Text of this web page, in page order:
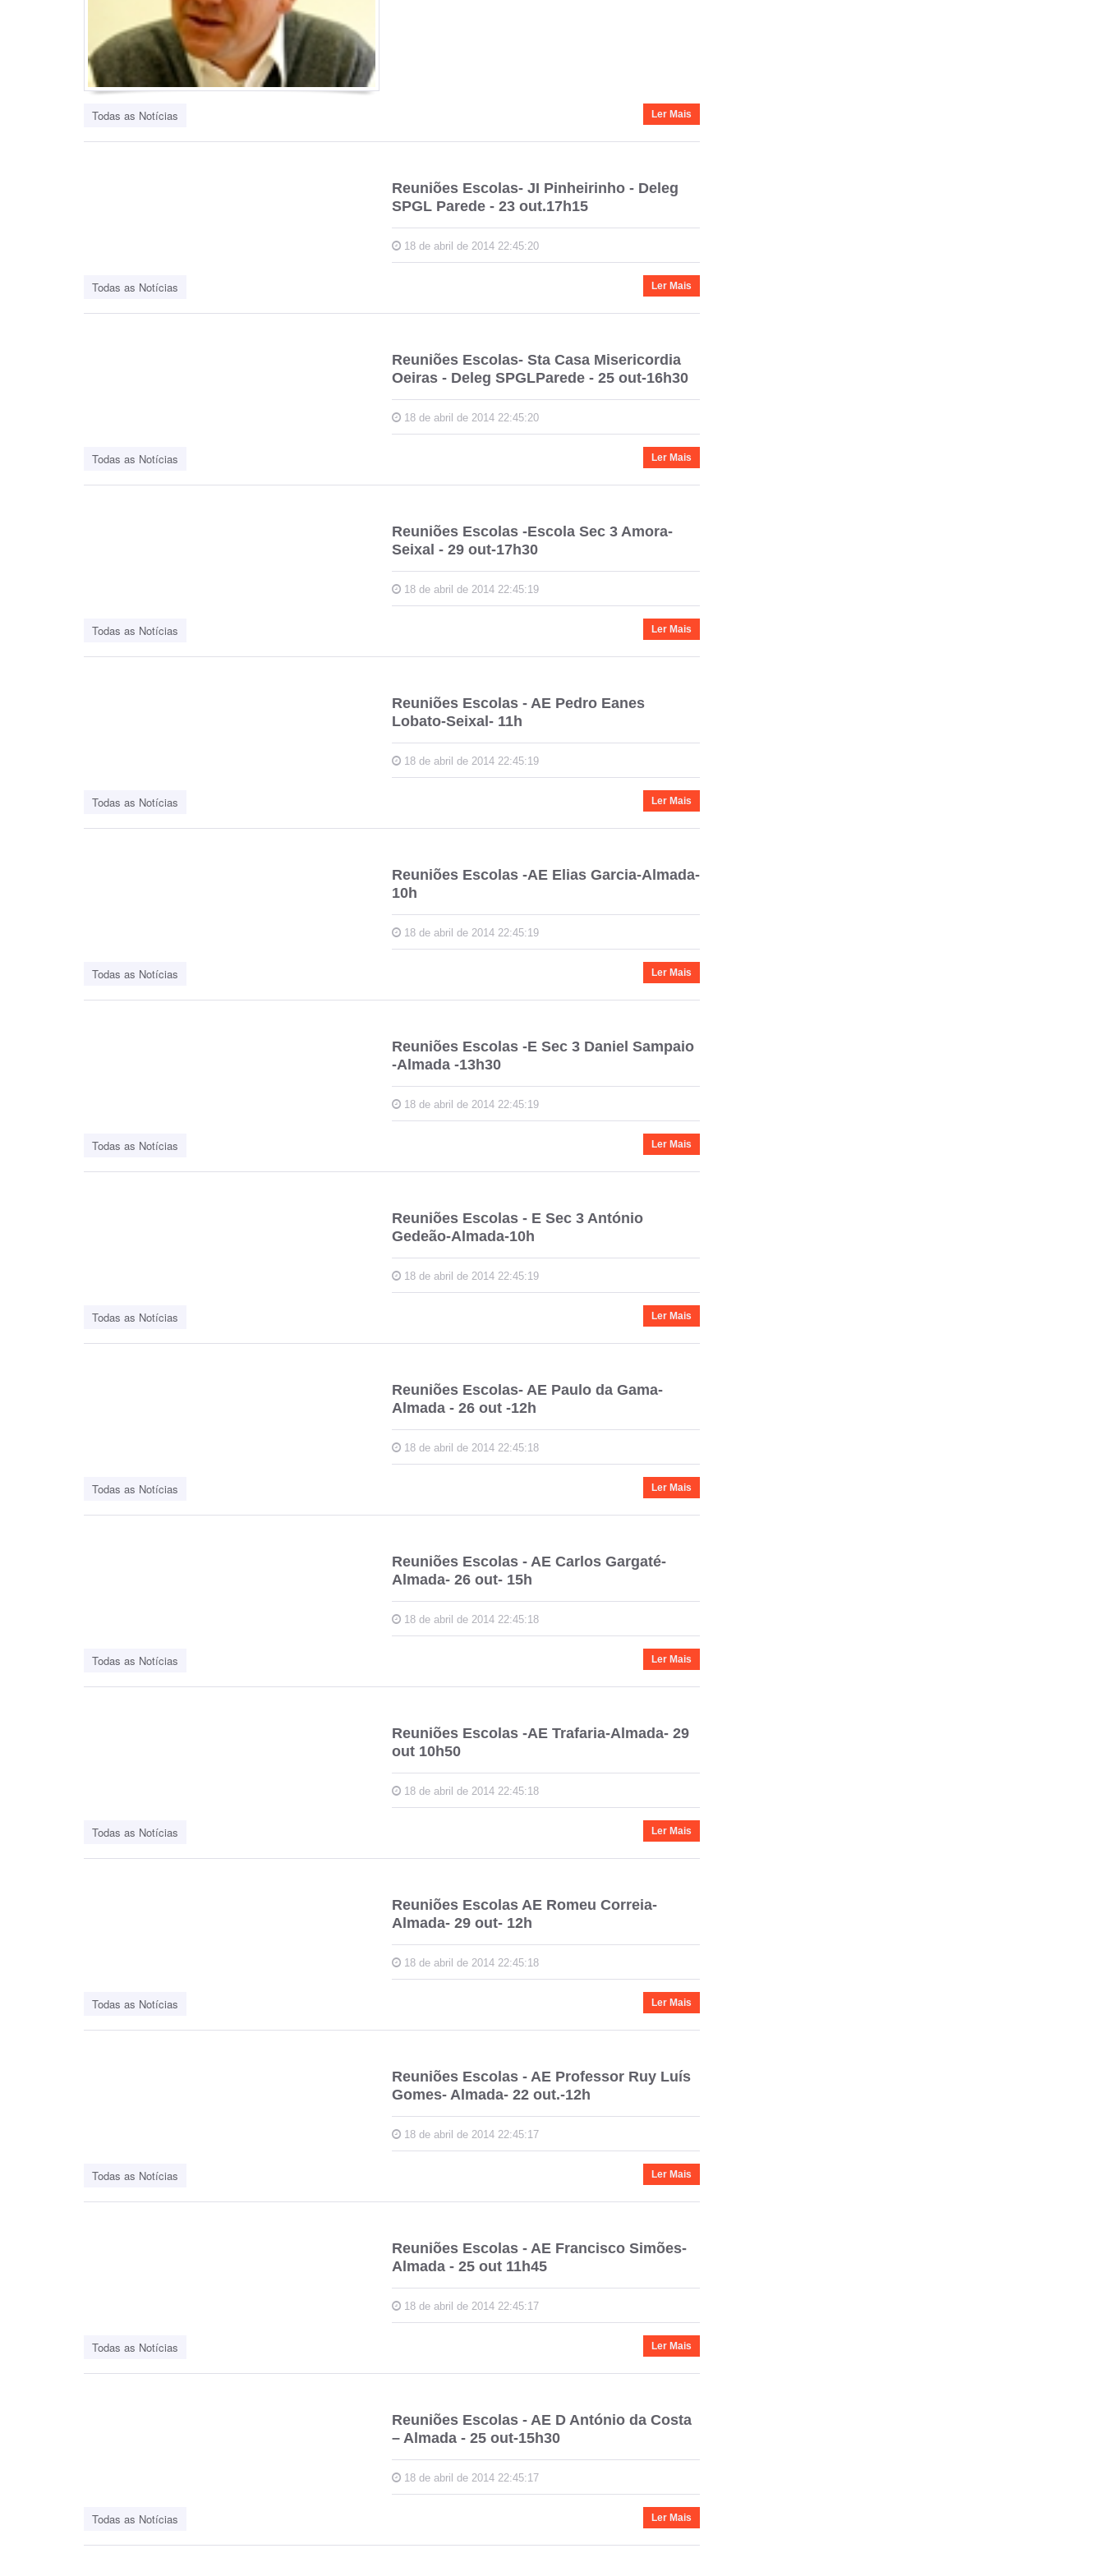
Todas as Notícias Ler Mais
Reuniões Escolas- JI Pinheirinho - Deleg
SPGL Parede - 23 out.17h15
18 de abril de 2014 22:45:20
Todas as Notícias Ler Mais
Reuniões Escolas- Sta Casa Misericordia
Oeiras - Deleg SPGLParede - 25 out-16h30
18 de abril de 2014 22:45:20
Todas as Notícias Ler Mais
Reuniões Escolas -Escola Sec 3 Amora-
Seixal - 29 out-17h30
18 de abril de 2014 22:45:19
Todas as Notícias Ler Mais
Reuniões Escolas - AE Pedro Eanes
Lobato-Seixal- 11h
18 de abril de 2014 22:45:19
Todas as Notícias Ler Mais
Reuniões Escolas -AE Elias Garcia-Almada-
10h
18 de abril de 2014 22:45:19
Todas as Notícias Ler Mais
Reuniões Escolas -E Sec 3 Daniel Sampaio
-Almada -13h30
18 de abril de 2014 22:45:19
Todas as Notícias Ler Mais
Reuniões Escolas - E Sec 3 António
Gedeão-Almada-10h
18 de abril de 2014 22:45:19
Todas as Notícias Ler Mais
Reuniões Escolas- AE Paulo da Gama-
Almada - 26 out -12h
18 de abril de 2014 22:45:18
Todas as Notícias Ler Mais
Reuniões Escolas - AE Carlos Gargaté-
Almada- 26 out- 15h
18 de abril de 2014 22:45:18
Todas as Notícias Ler Mais
Reuniões Escolas -AE Trafaria-Almada- 29
out 10h50
18 de abril de 2014 22:45:18
Todas as Notícias Ler Mais
Reuniões Escolas AE Romeu Correia-
Almada- 29 out- 12h
18 de abril de 2014 22:45:18
Todas as Notícias Ler Mais
Reuniões Escolas - AE Professor Ruy Luís
Gomes- Almada- 22 out.-12h
18 de abril de 2014 22:45:17
Todas as Notícias Ler Mais
Reuniões Escolas - AE Francisco Simões-
Almada - 25 out 11h45
18 de abril de 2014 22:45:17
Todas as Notícias Ler Mais
Reuniões Escolas - AE D António da Costa
– Almada - 25 out-15h30
18 de abril de 2014 22:45:17
Todas as Notícias Ler Mais